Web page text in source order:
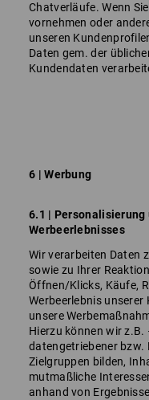
Chatverläufe. Wenn
vornehmen oder
unseren
Daten gem. der
Kundendaten
6 | Werbung
6.1 | Personalisierung
Werbeerlebnisses
Wir verarbeiten Daten
sowie zu Ihrer
Öffnen/Klicks, Käufe,
Werbeerlebnis unserer
unsere
Hierzu können wir
datengetriebener
Zielgruppen bilden,
mutmaßliche
anhand von